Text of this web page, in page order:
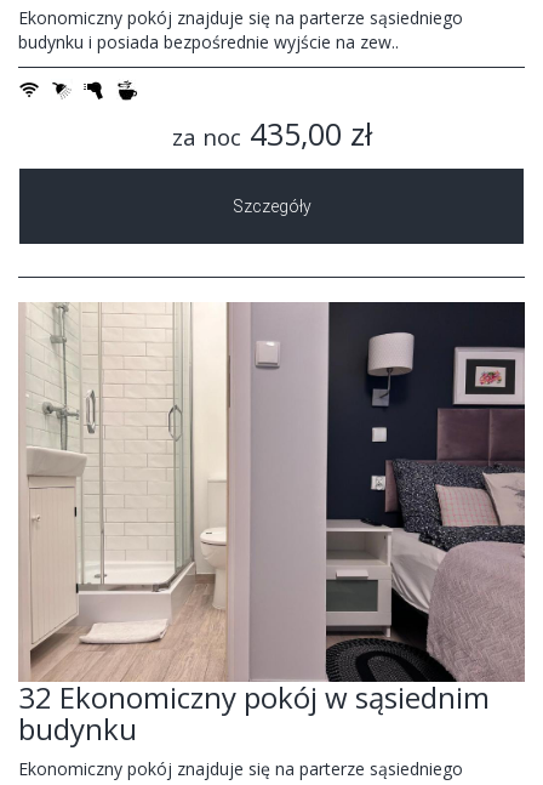
Ekonomiczny pokój znajduje się na parterze sąsiedniego
budynku i posiada bezpośrednie wyjście na zew..
za noc 435,00 zł
Szczegóły
32 Ekonomiczny pokój w sąsiednim
budynku
Ekonomiczny pokój znajduje się na parterze sąsiedniego